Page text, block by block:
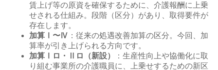
賃上げ等の原資を確保するために、介護報酬に上乗
せされる仕組み。段階（区分）があり、取得要件が
存在します。
加算Ⅰ〜Ⅳ ：従来の処遇改善加算の区分。今回、加
算率が引き上げられる方向です。
加算Ⅰロ・Ⅱロ（新設）
：生産性向上や協働化に取
り組む事業所の介護職員に、上乗せするための新区